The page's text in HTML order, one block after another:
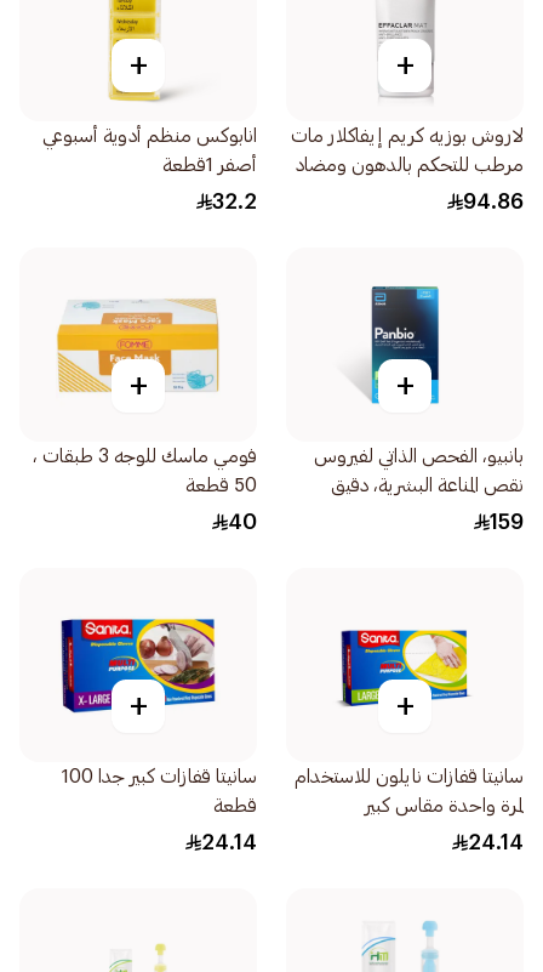
+
لاروش بوزيه كريم إيفاكلار مات
مرطب للتحكم بالدهون ومضاد
للمعان 40مل
94.86
+
انابوكس منظم أدوية أسبوعي
أصفر 1قطعة
32.2
+
بانبيو، الفحص الذاتي لفيروس
نقص المناعة البشرية، دقيق
وموثوق - 1قطعة
159
+
فومي ماسك للوجه 3 طبقات ،
50 قطعة
40
+
سانيتا قفازات نايلون للاستخدام
لمرة واحدة مقاس كبير
100قطعة
24.14
+
سانيتا قفازات كبير جدا 100
قطعة
24.14